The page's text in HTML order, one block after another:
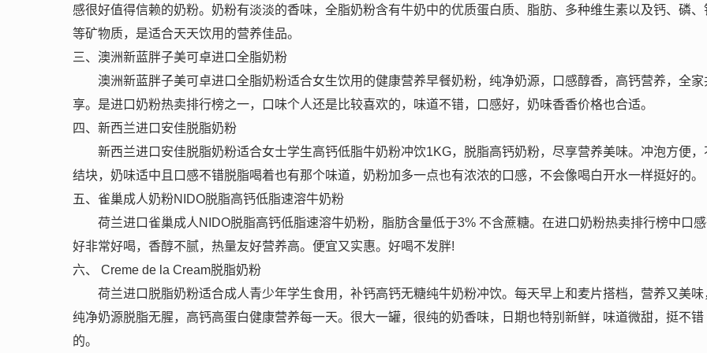
感很好值得信赖的奶粉。奶粉有淡淡的香味，全脂奶粉含有牛奶中的优质蛋白质、脂肪、多种维生素以及钙、磷、
等矿物质，是适合天天饮用的营养佳品。
三、澳洲新蓝胖子美可卓进口全脂奶粉
澳洲新蓝胖子美可卓进口全脂奶粉适合女生饮用的健康营养早餐奶粉，纯净奶源，口感醇香，高钙营养，全家
享。是进口奶粉热卖排行榜之一，口味个人还是比较喜欢的，味道不错，口感好，奶味香香价格也合适。
四、新西兰进口安佳脱脂奶粉
新西兰进口安佳脱脂奶粉适合女士学生高钙低脂牛奶粉冲饮1KG，脱脂高钙奶粉，尽享营养美味。冲泡方便，
结块，奶味适中且口感不错脱脂喝着也有那个味道，奶粉加多一点也有浓浓的口感，不会像喝白开水一样挺好的。
五、雀巢成人奶粉NIDO脱脂高钙低脂速溶牛奶粉
荷兰进口雀巢成人NIDO脱脂高钙低脂速溶牛奶粉，脂肪含量低于3% 不含蔗糖。在进口奶粉热卖排行榜中口
好非常好喝，香醇不腻，热量友好营养高。便宜又实惠。好喝不发胖!
六、 Creme de la Cream脱脂奶粉
荷兰进口脱脂奶粉适合成人青少年学生食用，补钙高钙无糖纯牛奶粉冲饮。每天早上和麦片搭档，营养又美味
纯净奶源脱脂无腥，高钙高蛋白健康营养每一天。很大一罐，很纯的奶香味，日期也特别新鲜，味道微甜，挺不错
的。